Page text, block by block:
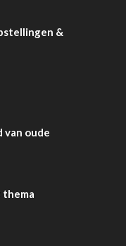
&
van oude
thema